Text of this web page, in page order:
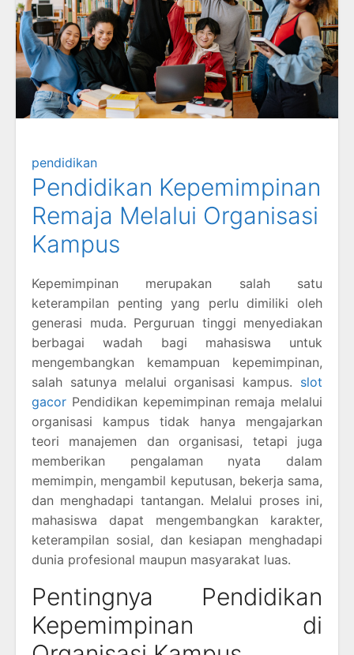
pendidikan
Pendidikan Kepemimpinan
Remaja Melalui Organisasi
Kampus
Kepemimpinan merupakan salah satu
keterampilan penting yang perlu dimiliki oleh
generasi muda. Perguruan tinggi menyediakan
berbagai wadah bagi mahasiswa untuk
mengembangkan kemampuan kepemimpinan,
salah satunya melalui organisasi kampus. slot
gacor Pendidikan kepemimpinan remaja melalui
organisasi kampus tidak hanya mengajarkan
teori manajemen dan organisasi, tetapi juga
memberikan pengalaman nyata dalam
memimpin, mengambil keputusan, bekerja sama,
dan menghadapi tantangan. Melalui proses ini,
mahasiswa dapat mengembangkan karakter,
keterampilan sosial, dan kesiapan menghadapi
dunia profesional maupun masyarakat luas.
Pentingnya Pendidikan
Kepemimpinan di